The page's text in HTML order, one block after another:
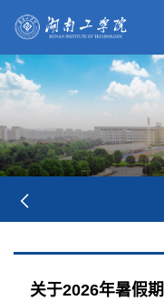
关于2026年暑假